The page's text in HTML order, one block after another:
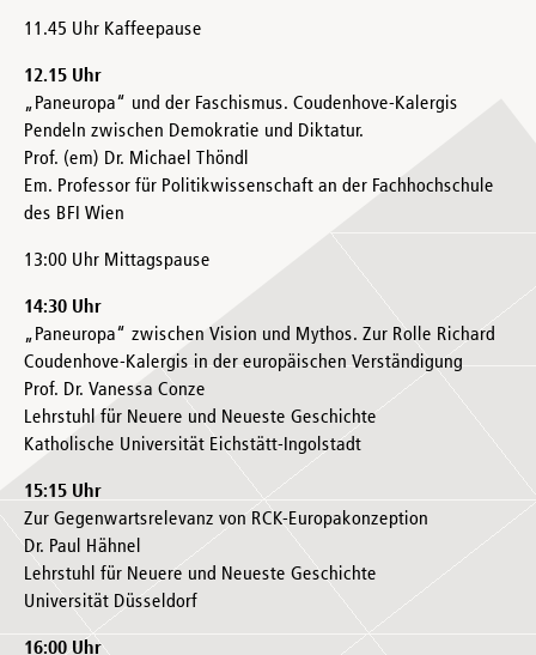
11.45 Uhr Kaffeepause
12.15 Uhr
„Paneuropa“ und der Faschismus. Coudenhove-Kalergis
Pendeln zwischen Demokratie und Diktatur.
Prof. (em) Dr. Michael Thöndl
Em. Professor für Politikwissenschaft an der Fachhochschule
des BFI Wien
13:00 Uhr Mittagspause
14:30 Uhr
„Paneuropa“ zwischen Vision und Mythos. Zur Rolle Richard
Coudenhove-Kalergis in der europäischen Verständigung
Prof. Dr. Vanessa Conze
Lehrstuhl für Neuere und Neueste Geschichte
Katholische Universität Eichstätt-Ingolstadt
15:15 Uhr
Zur Gegenwartsrelevanz von RCK-Europakonzeption
Dr. Paul Hähnel
Lehrstuhl für Neuere und Neueste Geschichte
Universität Düsseldorf
16:00 Uhr